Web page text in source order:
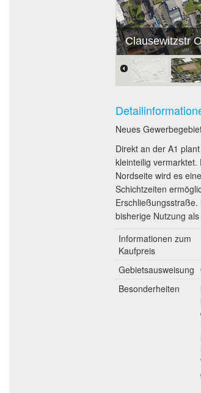
Clausewitzstr
Neues
Direkt an der A1
kleinteilig
Nordseite wird es
Schichtzeiten
bisherige Nutzung
Informationen zum
Kaufpreis
Gebietsausweisung
Besonderheiten